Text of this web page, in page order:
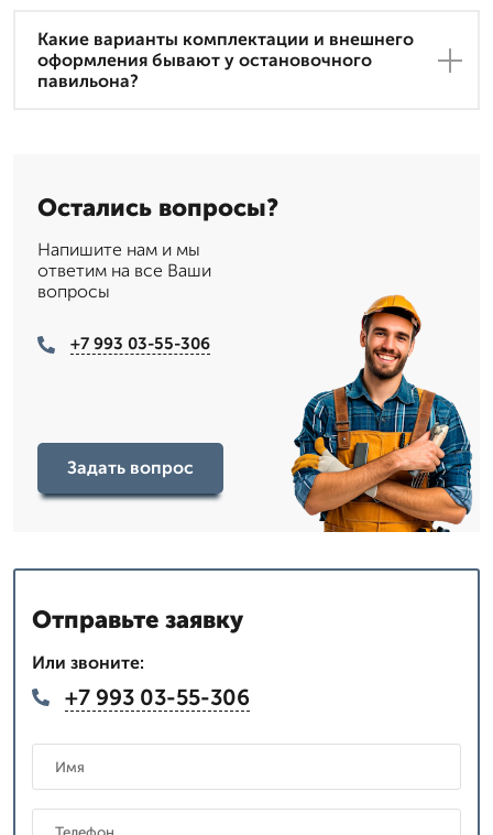
Какие варианты комплектации и внешнего
оформления бывают у остановочного
павильона?
Остались вопросы?
Напишите нам и мы
ответим на все Ваши
вопросы
+7 993 03-55-306
Задать вопрос
Отправьте заявку
Или звоните:
+7 993 03-55-306